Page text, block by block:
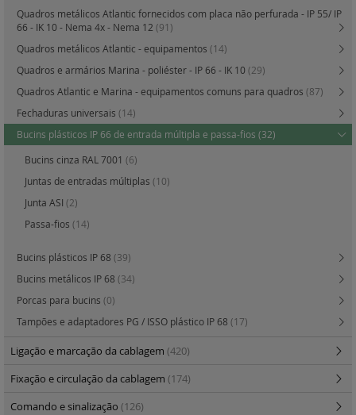
Quadros metálicos Atlantic fornecidos com placa não perfurada - IP 55/ IP
66 - IK 10 - Nema 4x - Nema 12 (91)
Quadros metálicos Atlantic - equipamentos (14)
Quadros e armários Marina - poliéster - IP 66 - IK 10 (29)
Quadros Atlantic e Marina - equipamentos comuns para quadros (87)
Fechaduras universais (14)
Bucins plásticos IP 66 de entrada múltipla e passa-fios (32)
Bucins cinza RAL 7001 (6)
Juntas de entradas múltiplas (10)
Junta ASI (2)
Passa-fios (14)
Bucins plásticos IP 68 (39)
Bucins metálicos IP 68 (34)
Porcas para bucins (0)
Tampões e adaptadores PG / ISSO plástico IP 68 (17)
Ligação e marcação da cablagem (420)
Fixação e circulação da cablagem (174)
Comando e sinalização (126)